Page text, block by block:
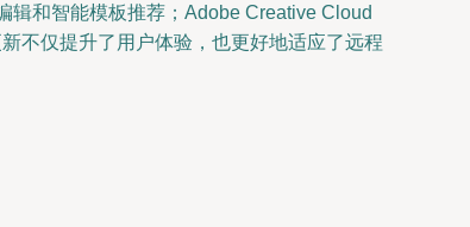
辑和智能模板推荐；Adobe Creative Cloud
不仅提升了用户体验，也更好地适应了远程